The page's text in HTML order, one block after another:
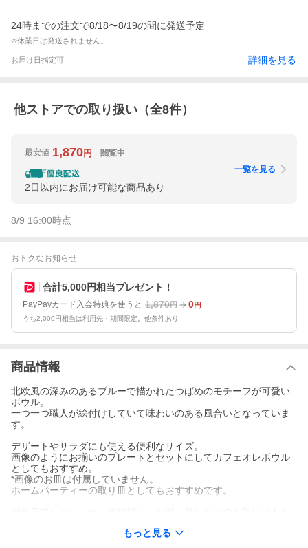
24時までの注文で8/18〜8/19の間に発送予定
※休業日は発送されません。
お届け日指定可 詳細を見る
他ストアでの取り扱い（全8件）
最安値 1,870円 閲覧中
2日以内にお届け可能な商品あり
一覧を見る
8/9 16:00時点
おトクなお知らせ
合計5,000円相当プレゼント！
PayPayカード入会特典を使うと 1,870円 0円
うち2,000円相当は利用先・期間限定。他条件あり
商品情報
北欧風の深みのあるブルーで描かれたつばめのモチーフが可愛い
ボウル。
一つ一つ職人が絵付けしていて味わいのある風合いとなっていま
す。
デザートやサラダにも使える便利なサイズ。
画像のようにお揃いのプレートとセットにしてカフェオレボウル
としてもおすすめ。
*画像のお皿は付属していません。
ホームパーティーの取り皿としてもおすすめです。
もっと見る